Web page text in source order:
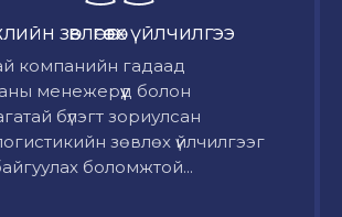
зөвлөгөө өгөх үйлчилгээ
компанийн гадаад
менежерүүд болон
бүлэгт зориулсан
зөвлөх үйлчилгээг
боломжтой...